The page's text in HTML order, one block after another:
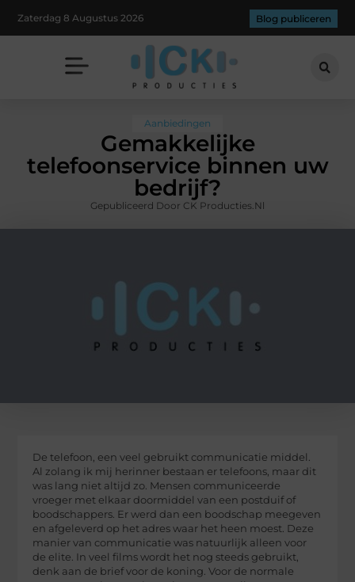
Zaterdag 8 Augustus 2026 Blog publiceren
Aanbiedingen
Gemakkelijke
telefoonservice binnen uw
bedrijf?
Gepubliceerd Door CK Producties.nl
De telefoon, een veel gebruikt communicatie middel.
Al zolang ik mij herinner bestaan er telefoons, maar dit
was lang niet altijd zo. Mensen communiceerde
vroeger met elkaar doormiddel van een postduif of
boodschappers. Er werd dan een boodschap meegeven
en afgeleverd op het adres waar het heen moest. Deze
manier van communicatie was natuurlijk alleen voor
de elite. In veel films wordt het nog steeds gebruikt,
denk aan de brief voor de koning. Voor de normale